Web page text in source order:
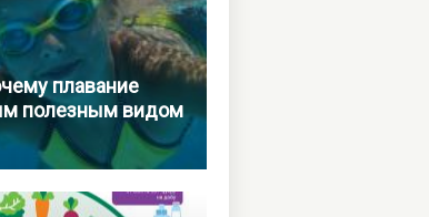
плавание
полезным видом